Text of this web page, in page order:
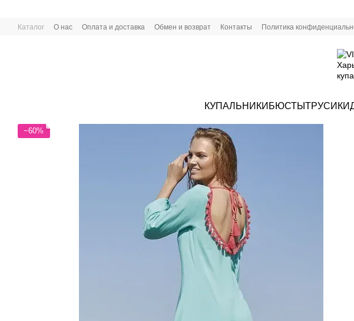
Каталог О нас Оплата и доставка Обмен и возврат Контакты Политика
КУПАЛЬНИКИ БЮСТЫ ТРУСИКИ
−60%